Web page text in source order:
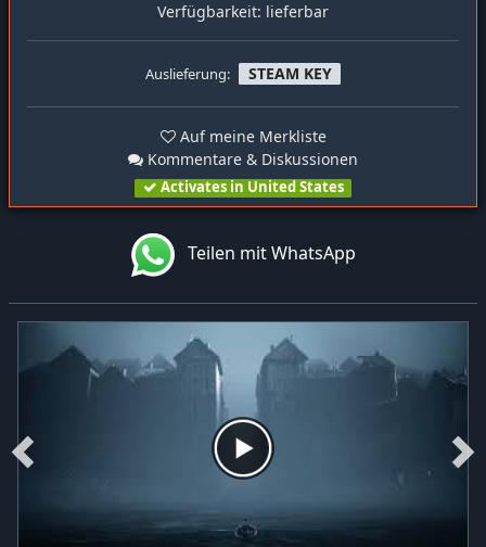
Verfügbarkeit: lieferbar
Auslieferung: STEAM KEY
Auf meine Merkliste
Kommentare & Diskussionen
Activates in United States
Teilen mit WhatsApp